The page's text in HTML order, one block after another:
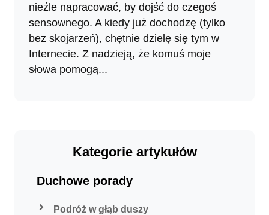
nieźle napracować, by dojść do czegoś
sensownego. A kiedy już dochodzę (tylko
bez skojarzeń), chętnie dzielę się tym w
Internecie. Z nadzieją, że komuś moje
słowa pomogą...
Kategorie artykułów
Duchowe porady
Podróż w głąb duszy